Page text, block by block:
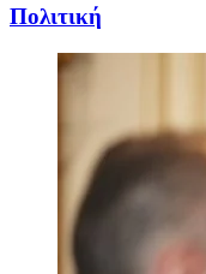
Πολιτική